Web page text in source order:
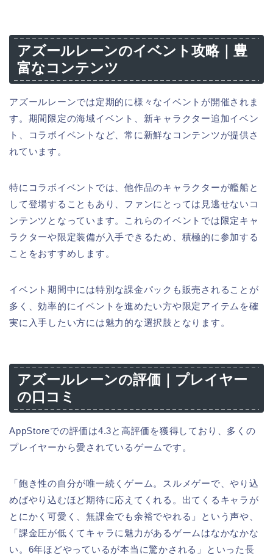
アズールレーンのイベント攻略｜豊
富なコンテンツ
アズールレーンでは定期的に様々なイベントが開催されま
す。期間限定の海域イベント、新キャラクター追加イベン
ト、コラボイベントなど、常に新鮮なコンテンツが提供さ
れています。
特にコラボイベントでは、他作品のキャラクターが艦船と
して登場することもあり、ファンにとっては見逃せないコ
ンテンツとなっています。これらのイベントでは限定キャ
ラクターや限定装備が入手できるため、積極的に参加する
ことをおすすめします。
イベント期間中には特別な課金パックも販売されることが
多く、効率的にイベントを進めたい方や限定アイテムを確
実に入手したい方には魅力的な選択肢となります。
アズールレーンの評価｜プレイヤー
の口コミ
AppStoreでの評価は4.3と高評価を獲得しており、多くの
プレイヤーから愛されているゲームです。
「飽き性の自分が唯一続くゲーム。スルメゲーで、やり込
めばやり込むほど期待に応えてくれる。出てくるキャラが
とにかく可愛く、無課金でも余裕でやれる」という声や、
「課金圧が低くてキャラに魅力があるゲームはなかなかな
い。6年ほどやっているが本当に驚かされる」といった長